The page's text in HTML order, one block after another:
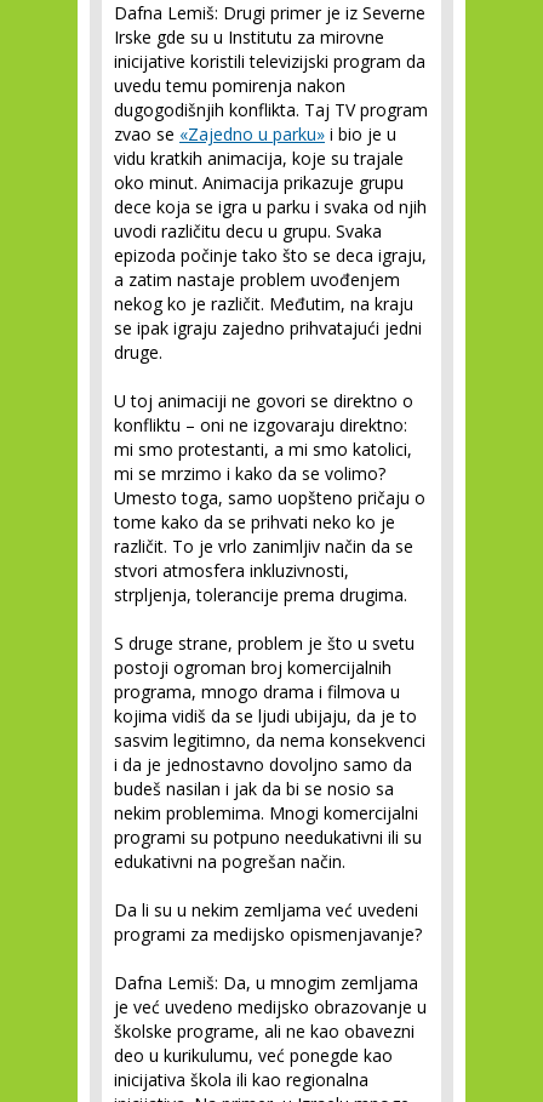
Dafna Lemiš: Drugi primer je iz Severne
Irske gde su u Institutu za mirovne
inicijative koristili televizijski program da
uvedu temu pomirenja nakon
dugogodišnjih konflikta. Taj TV program
zvao se «Zajedno u parku» i bio je u
vidu kratkih animacija, koje su trajale
oko minut. Animacija prikazuje grupu
dece koja se igra u parku i svaka od njih
uvodi različitu decu u grupu. Svaka
epizoda počinje tako što se deca igraju,
a zatim nastaje problem uvođenjem
nekog ko je različit. Međutim, na kraju
se ipak igraju zajedno prihvatajući jedni
druge.
U toj animaciji ne govori se direktno o
konfliktu – oni ne izgovaraju direktno:
mi smo protestanti, a mi smo katolici,
mi se mrzimo i kako da se volimo?
Umesto toga, samo uopšteno pričaju o
tome kako da se prihvati neko ko je
različit. To je vrlo zanimljiv način da se
stvori atmosfera inkluzivnosti,
strpljenja, tolerancije prema drugima.
S druge strane, problem je što u svetu
postoji ogroman broj komercijalnih
programa, mnogo drama i filmova u
kojima vidiš da se ljudi ubijaju, da je to
sasvim legitimno, da nema konsekvenci
i da je jednostavno dovoljno samo da
budeš nasilan i jak da bi se nosio sa
nekim problemima. Mnogi komercijalni
programi su potpuno needukativni ili su
edukativni na pogrešan način.
Da li su u nekim zemljama već uvedeni
programi za medijsko opismenjavanje?
Dafna Lemiš: Da, u mnogim zemljama
je već uvedeno medijsko obrazovanje u
školske programe, ali ne kao obavezni
deo u kurikulumu, već ponegde kao
inicijativa škola ili kao regionalna